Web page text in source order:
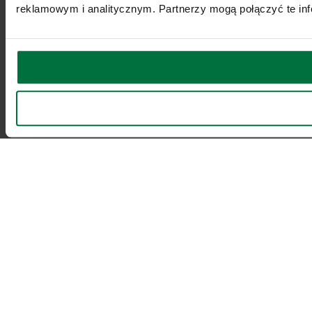
reklamowym i analitycznym. Partnerzy mogą połączyć te